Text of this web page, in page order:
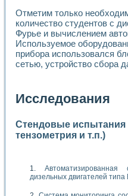
Отметим только
количество студентов с
Фурье и вычислением
Используемое
прибора использовался
сетью, устройство сбора
Исследования
Стендовые испытания
тензометрия и т.п.)
дизельных двигателей типа